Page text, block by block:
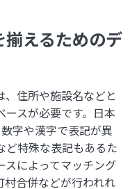
えるためのデ
住所や施設名などと
スが必要です。日本
字や漢字で表記が異
ど特殊な表記もあるた
スによってマッチング
村合併などが行われれ